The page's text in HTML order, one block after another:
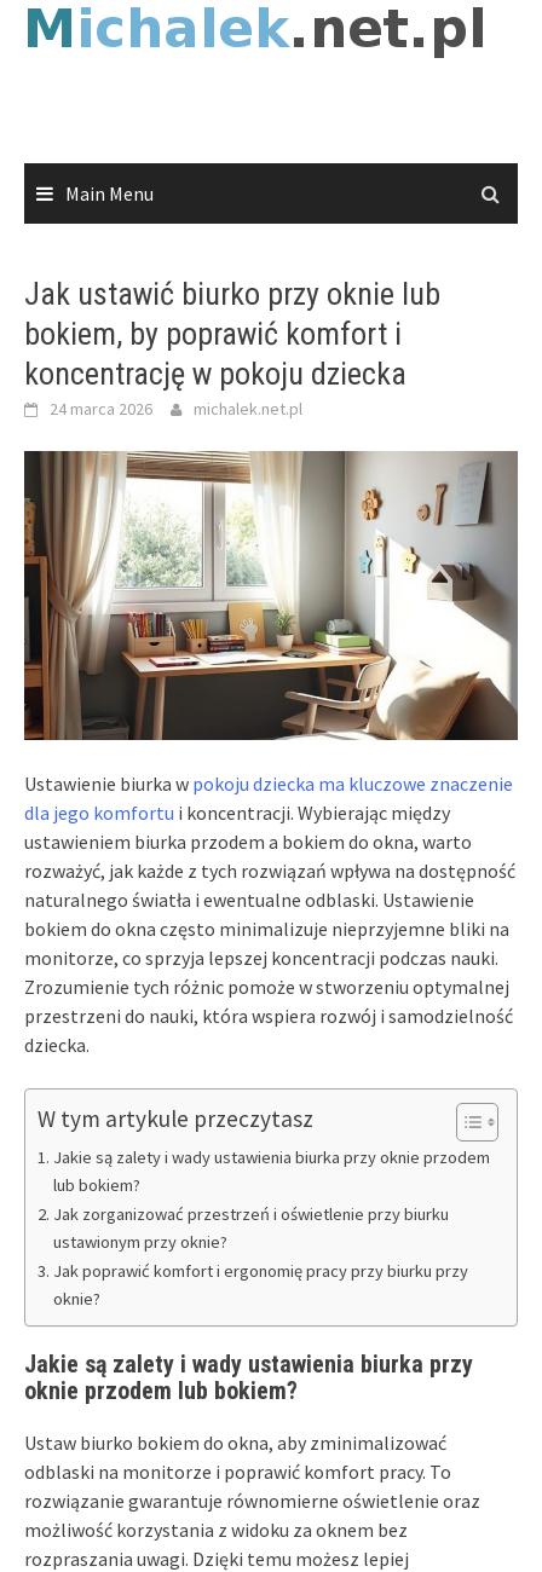
Skip
Main Menu
Jak ustawić biurko przy oknie lub
bokiem, by poprawić komfort i
koncentrację w pokoju dziecka
24 marca 2026 michalek.net.pl
Ustawienie biurka w pokoju dziecka ma kluczowe znaczenie
dla jego komfortu i koncentracji. Wybierając między
ustawieniem biurka przodem a bokiem do okna, warto
rozważyć, jak każde z tych rozwiązań wpływa na dostępność
naturalnego światła i ewentualne odblaski. Ustawienie
bokiem do okna często minimalizuje nieprzyjemne bliki na
monitorze, co sprzyja lepszej koncentracji podczas nauki.
Zrozumienie tych różnic pomoże w stworzeniu optymalnej
przestrzeni do nauki, która wspiera rozwój i samodzielność
dziecka.
W tym artykule przeczytasz
Jakie są zalety i wady ustawienia biurka przy oknie przodem
lub bokiem?
Jak zorganizować przestrzeń i oświetlenie przy biurku
ustawionym przy oknie?
Jak poprawić komfort i ergonomię pracy przy biurku przy
oknie?
Jakie są zalety i wady ustawienia biurka przy
oknie przodem lub bokiem?
Ustaw biurko bokiem do okna, aby zminimalizować
odblaski na monitorze i poprawić komfort pracy. To
rozwiązanie gwarantuje równomierne oświetlenie oraz
możliwość korzystania z widoku za oknem bez
rozpraszania uwagi. Dzięki temu możesz lepiej